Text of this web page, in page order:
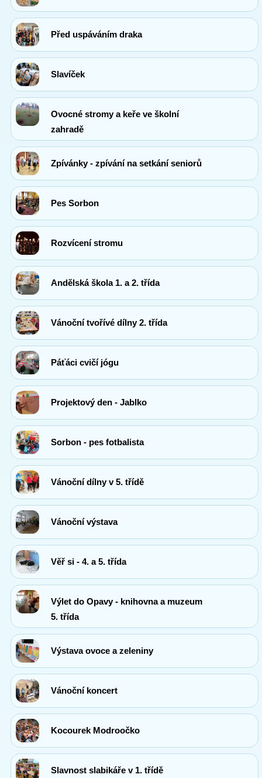
Před uspáváním draka
Slavíček
Ovocné stromy a keře ve školní
zahradě
Zpívánky - zpívání na setkání seniorů
Pes Sorbon
Rozvícení stromu
Andělská škola 1. a 2. třída
Vánoční tvořívé dílny 2. třída
Páťáci cvičí jógu
Projektový den - Jablko
Sorbon - pes fotbalista
Vánoční dílny v 5. třídě
Vánoční výstava
Věř si - 4. a 5. třída
Výlet do Opavy - knihovna a muzeum
5. třída
Výstava ovoce a zeleniny
Vánoční koncert
Kocourek Modroočko
Slavnost slabikáře v 1. třídě